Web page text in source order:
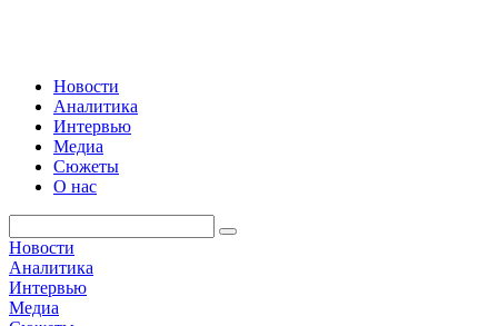
Новости
Аналитика
Интервью
Медиа
Сюжеты
О нас
Новости
Аналитика
Интервью
Медиа